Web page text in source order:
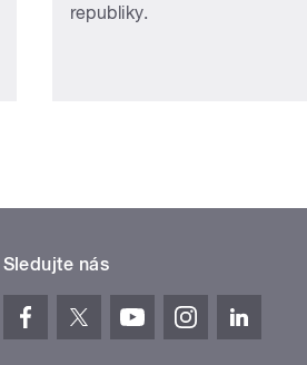
republiky.
Sledujte nás